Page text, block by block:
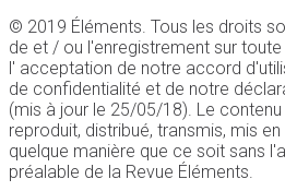
© 2019 Éléments. Tous les droits
de et / ou l'enregistrement sur
l' acceptation de notre accord
de confidentialité et de notre
(mis à jour le 25/05/18). Le
reproduit, distribué, transmis, mis
quelque manière que ce soit sans
préalable de la Revue Éléments.